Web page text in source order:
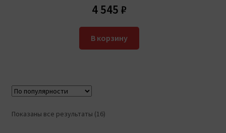
4 545 ₽
В корзину
Показаны все результаты (16)Сортировка: